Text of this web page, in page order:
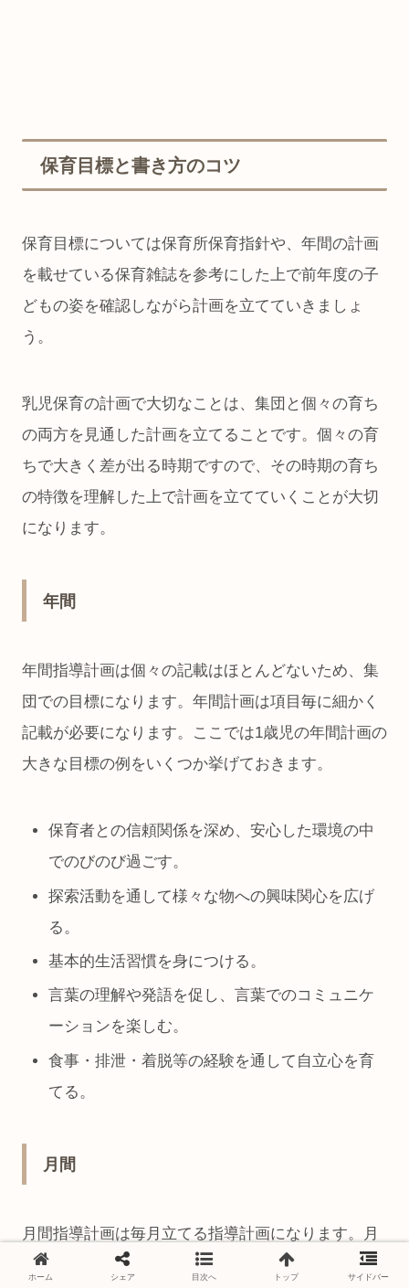
保育目標と書き方のコツ
保育目標については保育所保育指針や、年間の計画
を載せている保育雑誌を参考にした上で前年度の子
どもの姿を確認しながら計画を立てていきましょ
う。
乳児保育の計画で大切なことは、集団と個々の育ち
の両方を見通した計画を立てることです。個々の育
ちで大きく差が出る時期ですので、その時期の育ち
の特徴を理解した上で計画を立てていくことが大切
になります。
年間
年間指導計画は個々の記載はほとんどないため、集
団での目標になります。年間計画は項目毎に細かく
記載が必要になります。ここでは1歳児の年間計画の
大きな目標の例をいくつか挙げておきます。
保育者との信頼関係を深め、安心した環境の中
でのびのび過ごす。
探索活動を通して様々な物への興味関心を広げ
る。
基本的生活習慣を身につける。
言葉の理解や発語を促し、言葉でのコミュニケ
ーションを楽しむ。
食事・排泄・着脱等の経験を通して自立心を育
てる。
月間
月間指導計画は毎月立てる指導計画になります。月
間は個人の目標を記載する園もあり、個々の成長に
ホーム シェア 目次へ トップ サイドバー